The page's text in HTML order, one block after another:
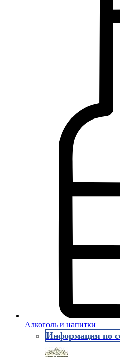
Алкоголь и напитки
Информация по